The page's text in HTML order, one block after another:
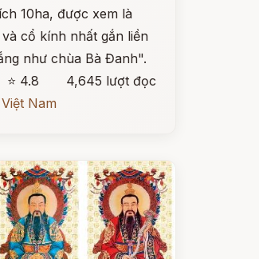
10ha, được xem là
cổ kính nhất gắn liền
như chùa Bà Đanh".
⭐ 4.8
4,645 lượt đọc
Nam